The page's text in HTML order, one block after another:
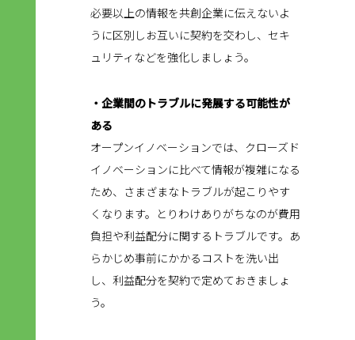
必要以上の情報を共創企業に伝えないよ
うに区別しお互いに契約を交わし、セキ
ュリティなどを強化しましょう。
・企業間のトラブルに発展する可能性が
ある
オープンイノベーションでは、クローズド
イノベーションに比べて情報が複雑になる
ため、さまざまなトラブルが起こりやす
くなります。とりわけありがちなのが費用
負担や利益配分に関するトラブルです。あ
らかじめ事前にかかるコストを洗い出
し、利益配分を契約で定めておきましょ
う。